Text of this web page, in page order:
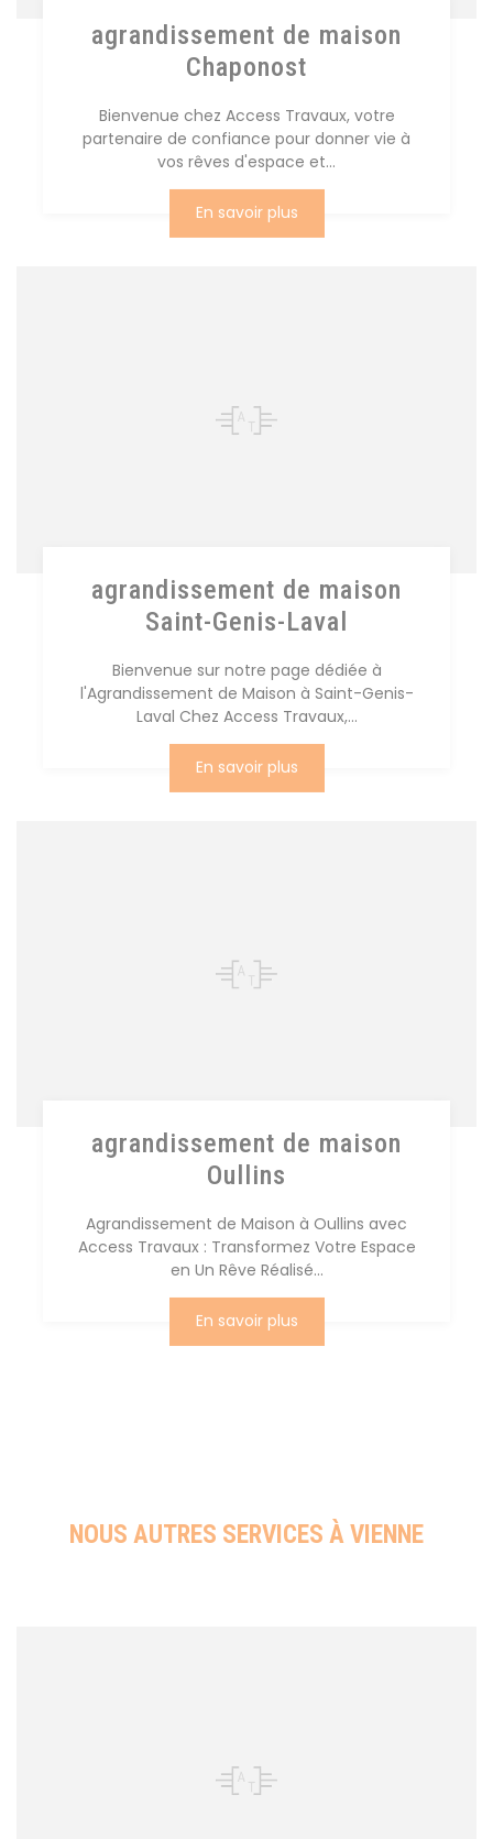
agrandissement de maison
Chaponost
Bienvenue chez Access Travaux, votre
partenaire de confiance pour donner vie à
vos rêves d'espace et...
En savoir plus
agrandissement de maison
Saint-Genis-Laval
Bienvenue sur notre page dédiée à
l'Agrandissement de Maison à Saint-Genis-
Laval Chez Access Travaux,...
En savoir plus
agrandissement de maison
Oullins
Agrandissement de Maison à Oullins avec
Access Travaux : Transformez Votre Espace
en Un Rêve Réalisé...
En savoir plus
NOUS AUTRES SERVICES À VIENNE